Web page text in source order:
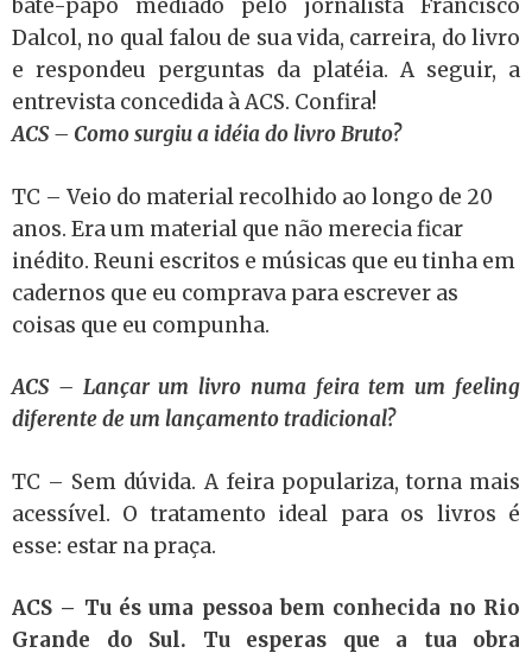
bate-papo mediado pelo jornalista Francisco
Dalcol, no qual falou de sua vida, carreira, do livro
e respondeu perguntas da platéia. A seguir, a
entrevista concedida à ACS. Confira!
ACS – Como surgiu a idéia do livro Bruto?
TC – Veio do material recolhido ao longo de 20
anos. Era um material que não merecia ficar
inédito. Reuni escritos e músicas que eu tinha em
cadernos que eu comprava para escrever as
coisas que eu compunha.
ACS – Lançar um livro numa feira tem um feeling
diferente de um lançamento tradicional?
TC – Sem dúvida. A feira populariza, torna mais
acessível. O tratamento ideal para os livros é
esse: estar na praça.
ACS – Tu és uma pessoa bem conhecida no Rio
Grande do Sul. Tu esperas que a tua obra